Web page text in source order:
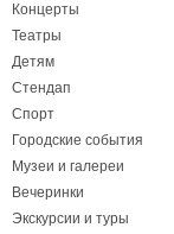
Концерты
Театры
Детям
Стендап
Спорт
Городские события
Музеи и галереи
Вечеринки
Экскурсии и туры